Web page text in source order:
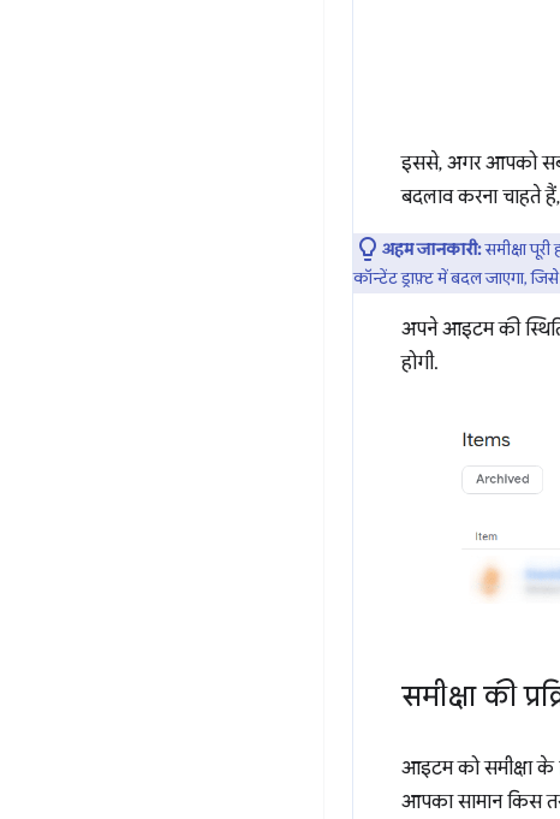
इससे, अगर आपको
बदलाव करना चाहते
अहम जानकारी:समीक्षा
कॉन्टेंट ड्राफ़्ट में बदल जाएगा,
अपने आइटम की
होगी.
समीक्षा की
आइटम को समीक्षा के
आपका सामान किस